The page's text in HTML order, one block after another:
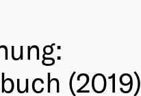
(2019)